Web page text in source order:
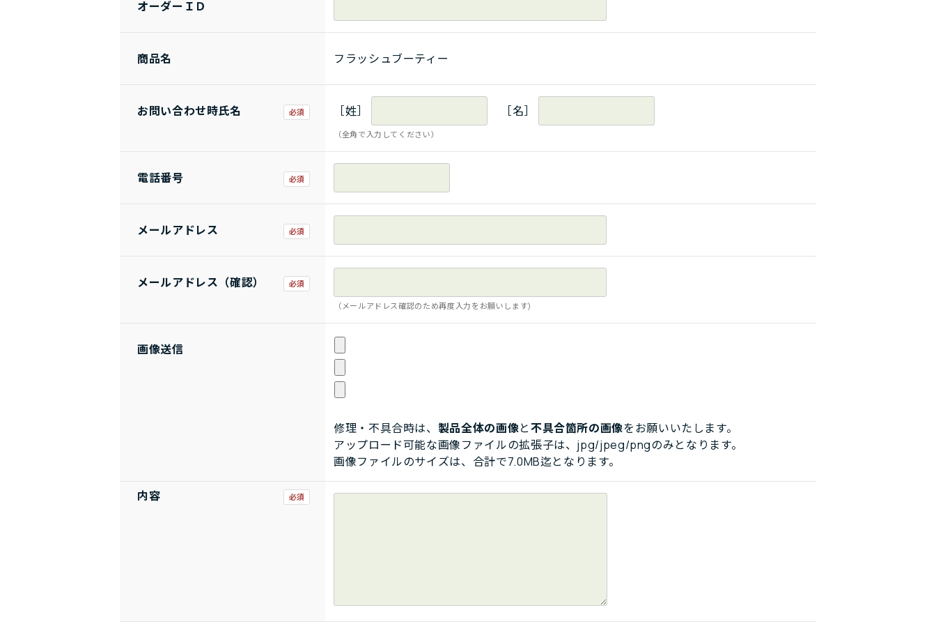
オーダーＩＤ
商品名 フラッシュブーティー
お問い合わせ時氏名 ［姓］ ［名］
（全角で入力してください）
電話番号
メールアドレス
メールアドレス（確認）
（メールアドレス確認のため再度入力をお願いします)
画像送信
修理・不具合時は、 製品全体の画像と不具合箇所の画像をお願いいたします。
アップロード可能な画像ファイルの拡張子は、jpg/jpeg/pngのみとなります。
画像ファイルのサイズは、合計で7.0MB迄となります。
内容